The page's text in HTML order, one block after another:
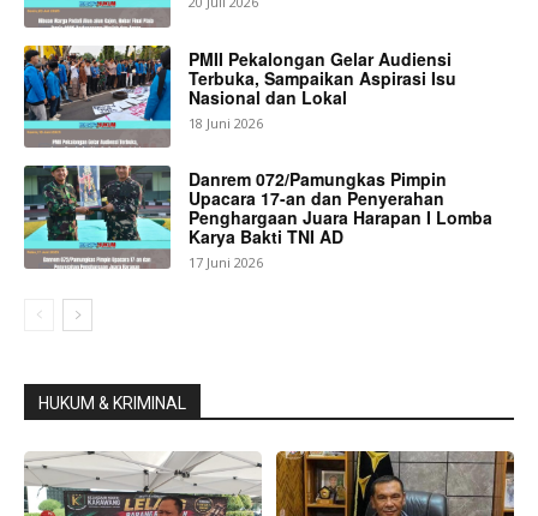
PMII Pekalongan Gelar Audiensi
Terbuka, Sampaikan Aspirasi Isu
Nasional dan Lokal
18 Juni 2026
Danrem 072/Pamungkas Pimpin
Upacara 17-an dan Penyerahan
Penghargaan Juara Harapan I Lomba
Karya Bakti TNI AD
17 Juni 2026
HUKUM & KRIMINAL